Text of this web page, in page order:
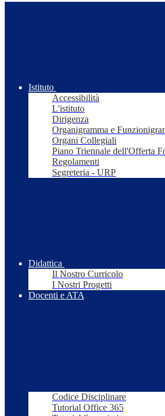
Istituto
Accessibilità
L'istituto
Dirigenza
Organigramma e
Organi Collegiali
Piano Triennale dell'Offerta
Regolamenti
Segreteria - URP
Didattica
Il Nostro Curricolo
I Nostri Progetti
Docenti e ATA
Codice Disciplinare
Tutorial Office 365